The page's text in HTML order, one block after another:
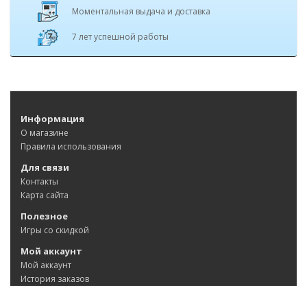
Моментальная выдача и доставка
7 лет успешной работы
Информация
О магазине
Правила использования
Для связи
Контакты
Карта сайта
Полезное
Игры со скидкой
Мой аккаунт
Мой аккаунт
История заказов